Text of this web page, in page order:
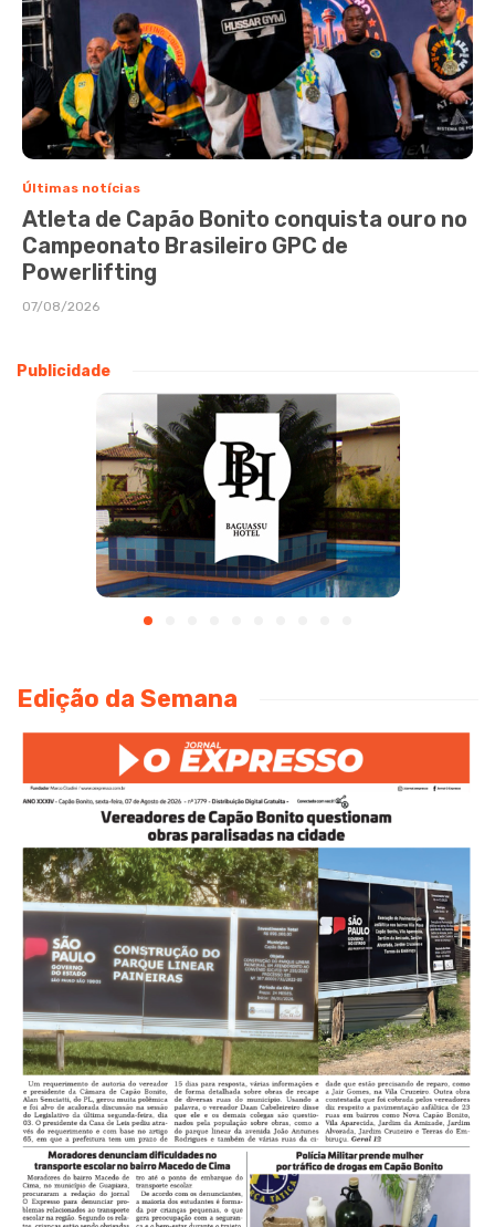
Últimas notícias
Atleta de Capão Bonito conquista ouro no
Campeonato Brasileiro GPC de
Powerlifting
07/08/2026
Publicidade
Edição da Semana